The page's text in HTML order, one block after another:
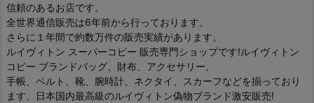
信頼のあるお店です。
全世界通信販売は6年前から行っております。
さらに１年間で約数万件の販売実績があります。
ルイヴィトン スーパーコピー 販売専門ショップです!ルイヴィトン
コピー ブランドバッグ、財布、アクセサリー、
手帳、ベルト、靴、腕時計、ネクタイ、スカーフなどを揃っており
ます、日本国内最高級のルイヴィトン偽物ブランド激安販売!